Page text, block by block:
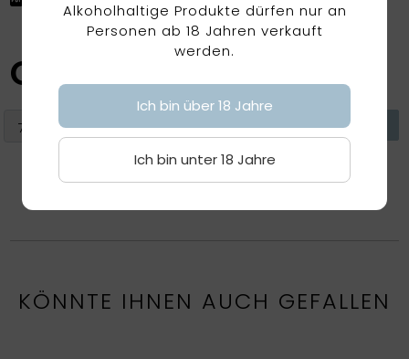
CHF14.80
KÖNNTE IHNEN AUCH GEFALLEN
Alkoholhaltige Produkte dürfen nur an
Personen ab 18 Jahren verkauft
werden.
Ich bin über 18 Jahre
Ich bin unter 18 Jahre